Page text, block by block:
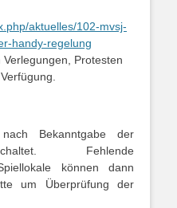
aktuelles/102-mvsj-
handy-regelung
Protesten
Bekanntgabe der
Fehlende
können dann
um Überprüfung der